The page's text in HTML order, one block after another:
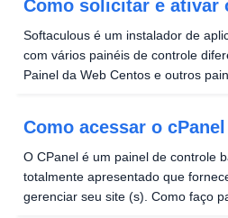
Como solicitar e ativar
para um servidor
Softaculous é um instalador de
com vários painéis de controle
Painel da Web Centos e outros
Como acessar o cPanel
O CPanel é um painel de controle
totalmente apresentado que
gerenciar seu site (s). Como faço